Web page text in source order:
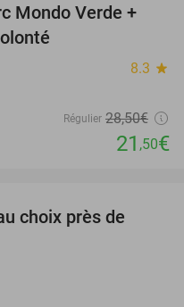
25%
Mondo Verde +
8.3 star
Régulier 28,50€
21 ,50€
choix près de